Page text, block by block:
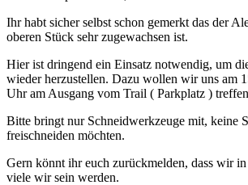
Ihr habt sicher selbst schon gemerkt das der
oberen Stück sehr zugewachsen ist.
Hier ist dringend ein Einsatz notwendig, um
wieder herzustellen. Dazu wollen wir uns am
Uhr am Ausgang vom Trail ( Parkplatz )
Bitte bringt nur Schneidwerkzeuge mit, keine
freischneiden möchten.
Gern könnt ihr euch zurückmelden, dass wir
viele wir sein werden.